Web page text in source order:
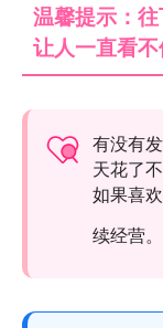
温馨提示：
让人一直看不
有没有
天花了
如果喜
续经营。